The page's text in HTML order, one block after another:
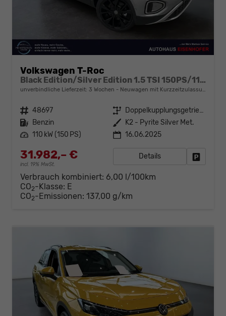
Volkswagen T-Roc
Black Edition/Silver Edition 1.5 TSI 150PS/110kW DSG 2025 +Black Paket+19"ALU+MATRIX+PANO
unverbindliche Lieferzeit: 3 Wochen Neuwagen mit Kurzzeitzulassung
Fahrzeugnr. 48697 Getriebe
Doppelkupplungsgetriebe (DSG)
Kraftstoff Benzin Außenfarbe K2 - Pyrite Silver Met.
Leistung 110 kW (150 PS) 16.06.2025
31.982,– €
incl. 19% MwSt.
Details
Verbrauch kombiniert: 6,00 l/100km
CO2-Klasse: E
CO2-Emissionen: 137,00 g/km